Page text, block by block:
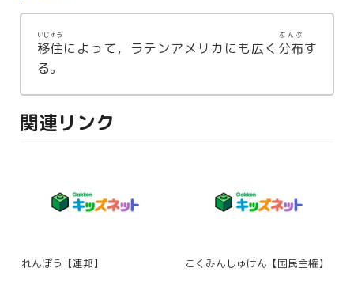
移住
いじゅう
によって，ラテンアメリカにも広く 分布
ぶんぷ
す
る。
関連リンク
れんぽう【連邦】 こくみんしゅけん【国民主権】